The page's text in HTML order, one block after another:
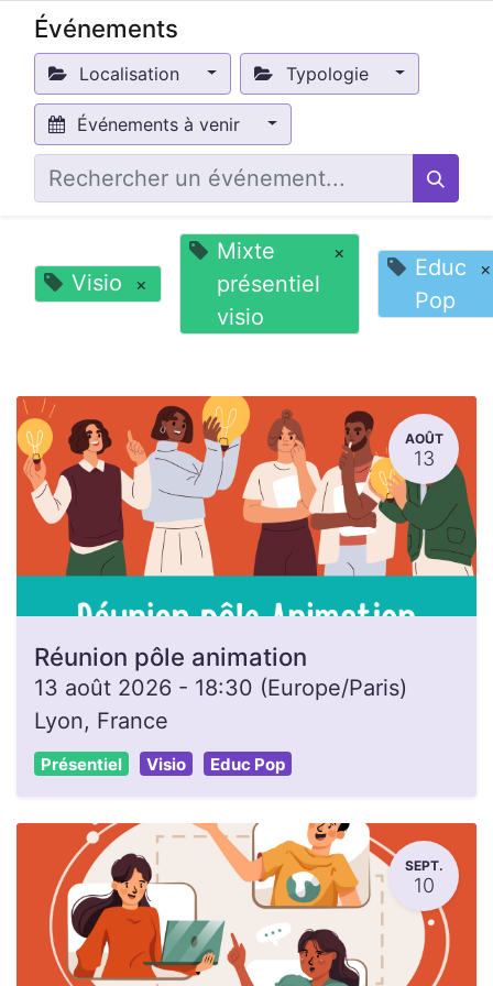
Événements
Localisation Typologie
Événements à venir
Visio ×
Mixte
présentiel
visio
×
Educ
Pop
×
AOÛT
13
Réunion pôle animation
13 août 2026 - 18:30 (Europe/Paris)
Lyon, France
Présentiel Visio Educ Pop
SEPT.
10